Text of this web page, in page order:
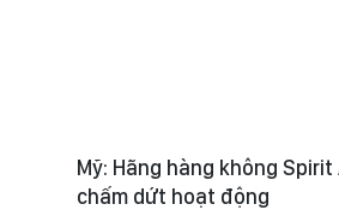
Mỹ: Hãng hàng không Spirit
chấm dứt hoạt động